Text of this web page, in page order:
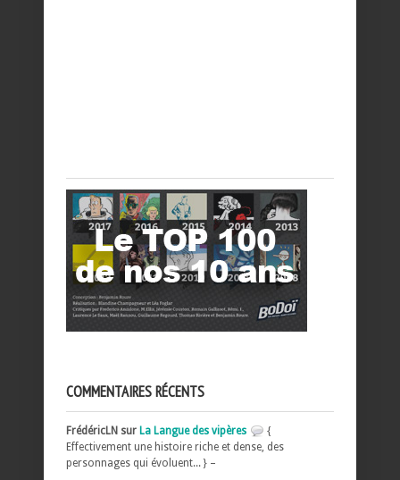
COMMENTAIRES RÉCENTS
FrédéricLN sur La Langue des vipères
{
Effectivement une histoire riche et dense, des
personnages qui évoluent... } –